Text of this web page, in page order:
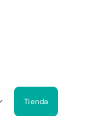
Tienda